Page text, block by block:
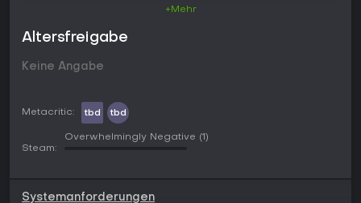
Die Steuerung basiert auf Point-and-Click-Navigation durch
detaillierte Voxel-Umgebungen. Spieler bewegen Unit-12,
indem sie Ziele auf dem Bildschirm auswählen, interagieren
mit Objekten und führen Gespräche mit unterschiedlichen
und decken Hinweise auf eine Verletzung des Soul-
Tolerance-Protokolls auf, das das Bewusstsein von
Maschinen begrenzt. Der Fokus liegt auf genauer
Beobachtung und dialogbasierten Entscheidungen, nicht
+Mehr
Altersfreigabe
Keine Angabe
Metacritic: tbd tbd
Steam:
Overwhelmingly Negative (1)
Systemanforderungen